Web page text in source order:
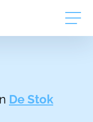
De Stok